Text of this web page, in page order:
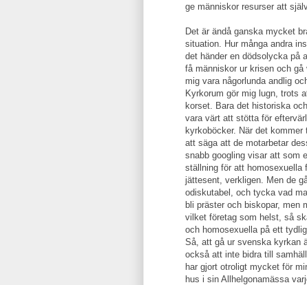
ge människor resurser att
Det är ändå ganska mycket
situation. Hur många andra
det händer en dödsolycka på
få människor ur krisen och
mig vara någorlunda andlig
Kyrkorum gör mig lugn, trots
korset. Bara det historiska
vara värt att stötta för
kyrkoböcker. När det
att säga att de motarbetar
snabb googling visar att som
ställning för att homosexuella
jättesent, verkligen. Men de
odiskutabel, och tycka vad
bli präster och biskopar, men
vilket företag som helst, så
och homosexuella på ett
Så, att gå ur svenska kyrkan
också att inte bidra till
har gjort otroligt mycket för
hus i sin Allhelgonamässa